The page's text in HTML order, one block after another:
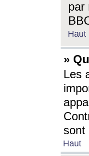
par
Haut
»
Les
sont
Haut